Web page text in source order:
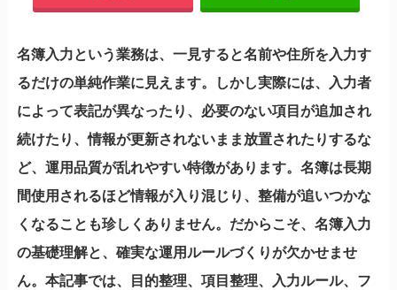
名簿入力という業務は、一見すると名前や住所を入力す
るだけの単純作業に見えます。しかし実際には、入力者
によって表記が異なったり、必要のない項目が追加され
続けたり、情報が更新されないまま放置されたりするな
ど、運用品質が乱れやすい特徴があります。名簿は長期
間使用されるほど情報が入り混じり、整備が追いつかな
くなることも珍しくありません。だからこそ、名簿入力
の基礎理解と、確実な運用ルールづくりが欠かせませ
ん。本記事では、目的整理、項目整理、入力ルール、フ